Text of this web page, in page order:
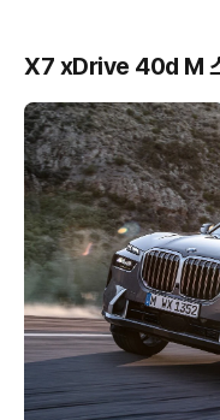
X7 xDrive 40d M 스